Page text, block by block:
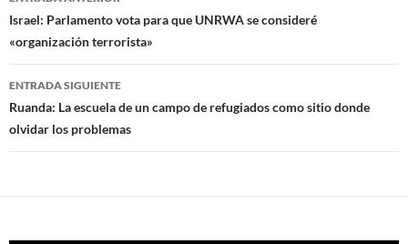
Navegación
de
entradas
Israel: Parlamento vota para que UNRWA se consideré
«organización terrorista»
ENTRADA SIGUIENTE
Ruanda: La escuela de un campo de refugiados como sitio donde
olvidar los problemas